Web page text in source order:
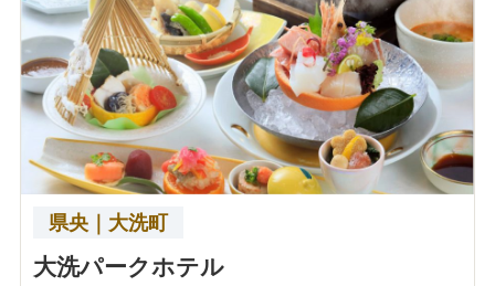
県央｜大洗町
大洗パークホテル